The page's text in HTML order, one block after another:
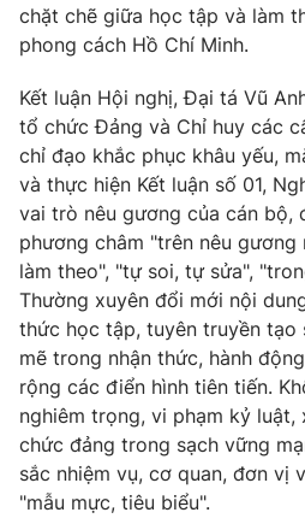
Chuyên mục khác
Emagazine
Photo
Video
VTV Money
VTV Sức khoẻ Bất
Thị trường 24h
VTV4
chặt chẽ giữa học tập và làm
phong cách Hồ Chí Minh.
Kết luận Hội nghị, Đại tá Vũ
tổ chức Đảng và Chỉ huy các
chỉ đạo khắc phục khâu yếu,
và thực hiện Kết luận số 01,
vai trò nêu gương của cán bộ,
phương châm "trên nêu
làm theo", "tự soi, tự sửa",
Thường xuyên đổi mới nội
thức học tập, tuyên truyền tạo
mẽ trong nhận thức, hành
rộng các điển hình tiên tiến.
nghiêm trọng, vi phạm kỷ luật,
chức đảng trong sạch vững
sắc nhiệm vụ, cơ quan, đơn vị
"mẫu mực, tiêu biểu".